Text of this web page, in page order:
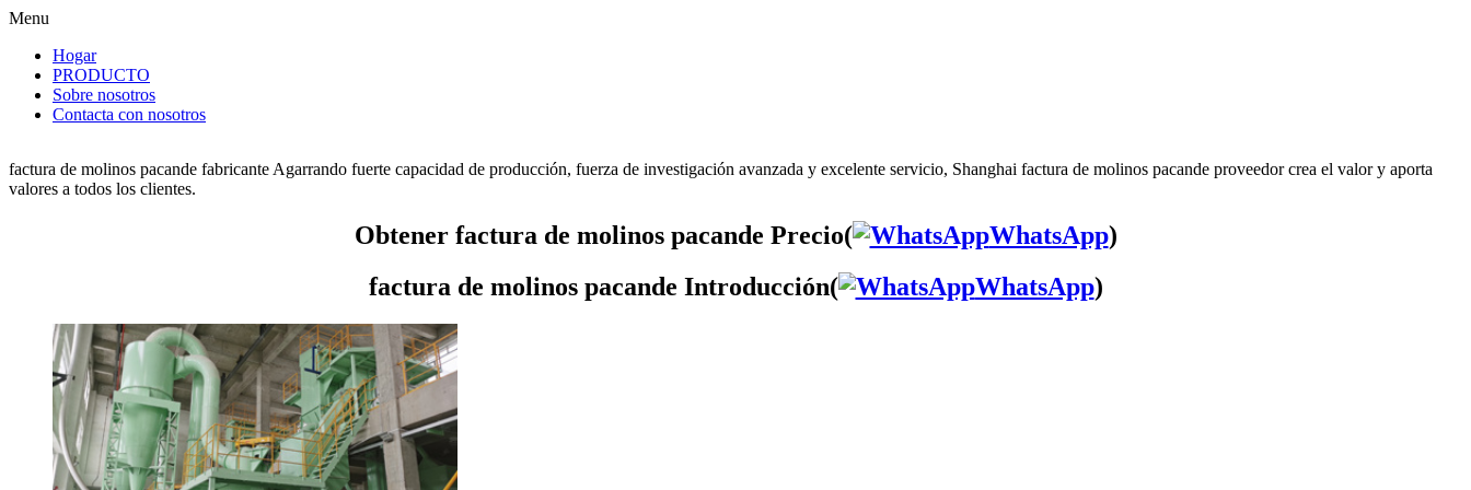
Menu
Hogar
PRODUCTO
Sobre nosotros
Contacta con nosotros
factura de molinos pacande fabricante Agarrando fuerte capacidad de producción, fuerza de investigación avanzada y excelente servicio, Shanghai factura de molinos pacande proveedor crea el valor y aporta
valores a todos los clientes.
Obtener factura de molinos pacande Precio( WhatsApp)
factura de molinos pacande Introducción(
WhatsApp)